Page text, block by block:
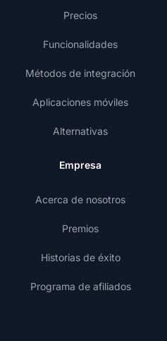
Precios
Funcionalidades
Métodos de integración
Aplicaciones móviles
Alternativas
Empresa
Acerca de nosotros
Premios
Historias de éxito
Programa de afiliados